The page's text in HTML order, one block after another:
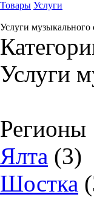
Товары Услуги
Услуги
Услуги
Регионы
Ялта (3)
Шостка